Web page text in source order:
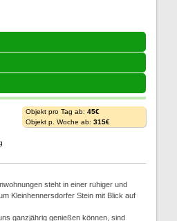
Objekt pro Tag ab: 45€
Objekt p. Woche ab: 315€
steht in einer ruhiger und
Kleinhennersdorfer Stein mit Blick auf
ganzjährig genießen können, sind